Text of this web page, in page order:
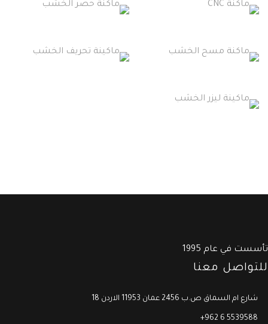
في عام 1995
معنا
18 شارع ام السماق ص.ب 2456 عمان 11953 الاردن
+962 6 5539588